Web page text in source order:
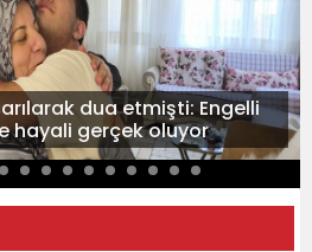
dua etmişti: Engelli
hayali gerçek oluyor